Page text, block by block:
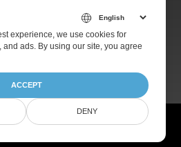
ェブサイト
会社情報
2001-2026.
experience, we use cookies for
ads. By using our site, you agree
ACCEPT
DENY